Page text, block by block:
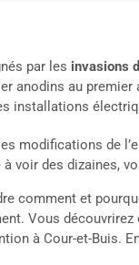
par les invasions
anodins au
installations
modifications de
voir des dizaines,
comment et
Vous
à Cour-et-Buis.